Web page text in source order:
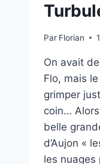
Par Florian
On avait
Flo, mais
grimper
coin… Alors
belle
d’Aujon «
les nuages